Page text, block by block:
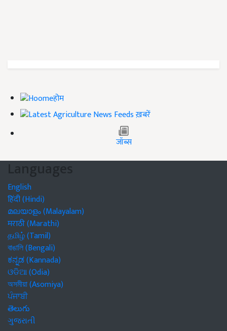
होम
ख़बरें
जॉब्स
Languages
English
हिंदी (Hindi)
മലയാളം (Malayalam)
मराठी (Marathi)
தமிழ் (Tamil)
বাঙালি (Bengali)
ಕನ್ನಡ (Kannada)
ଓଡିଆ (Odia)
অসমীয়া (Asomiya)
ਪੰਜਾਬੀ
తెలుగు
ગુજરાતી